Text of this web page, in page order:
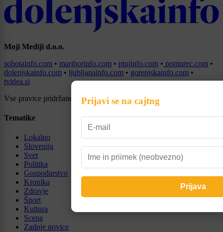
Moji Mediji d.o.o.
sobotainfo.com • mariborinfo.com • ptujinfo.com • pomurec.com •
dolenjskainfo.com • ljubljanainfo.com • gorenjskainfo.com •
tvidea.si
Vse pravice pridržane © 2026
Tematike
Lokalno
Slovenija
Svet
Politika
Gospodarstvo
Kronika
Zdravje
Šport
Kultura
Scena
Zadnje novice
Prijavi se na cajtng